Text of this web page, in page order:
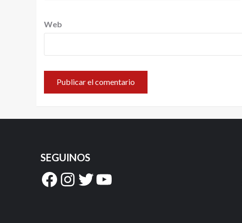
Web
SEGUINOS
Facebook
Instagram
Twitter
YouTube